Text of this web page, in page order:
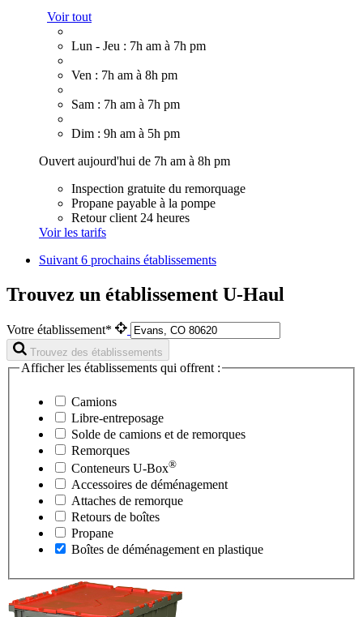
Voir tout
Lun - Jeu : 7h am à 7h pm
Ven : 7h am à 8h pm
Sam : 7h am à 7h pm
Dim : 9h am à 5h pm
Ouvert aujourd'hui de 7h am à 8h pm
Inspection gratuite du remorquage
Propane payable à la pompe
Retour client 24 heures
Voir les tarifs
Suivant6 prochains établissements
Trouvez un établissement U-Haul
Votre établissement*
Trouvez des établissements
Afficher les établissements qui offrent :
Camions
Libre-entreposage
Solde de camions et de remorques
Remorques
Conteneurs U-Box®
Accessoires de déménagement
Attaches de remorque
Retours de boîtes
Propane
Boîtes de déménagement en plastique